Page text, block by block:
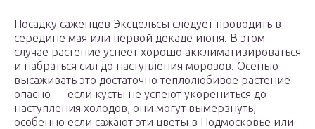
Посадку саженцев Эксцельсы следует проводить в
середине мая или первой декаде июня. В этом
случае растение успеет хорошо акклиматизироваться
и набраться сил до наступления морозов. Осенью
высаживать это достаточно теплолюбивое растение
опасно — если кусты не успеют укорениться до
наступления холодов, они могут вымерзнуть,
особенно если сажают эти цветы в Подмосковье или